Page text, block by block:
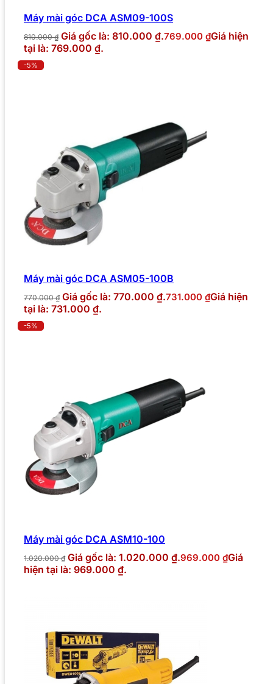
Máy mài góc DCA ASM09-100S
810.000₫ Giá gốc là: 810.000 ₫.769.000 ₫Giá hiện
tại là: 769.000 ₫.
-5%
Máy mài góc DCA ASM05-100B
770.000₫ Giá gốc là: 770.000 ₫.731.000 ₫Giá hiện
tại là: 731.000 ₫.
-5%
Máy mài góc DCA ASM10-100
1.020.000₫ Giá gốc là: 1.020.000 ₫.969.000 ₫Giá
hiện tại là: 969.000 ₫.